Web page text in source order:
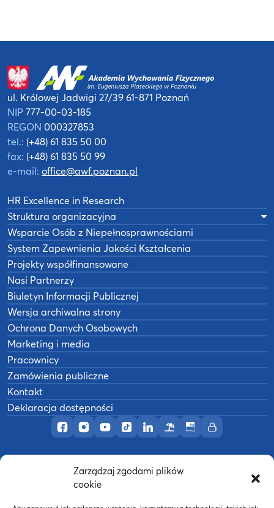
Zarządzaj zgodami plików
cookie
Profil AWF Poznań w serwisie Facebook
Profil AWF Poznań w serwisie Instagram
Profil AWF Poznań w serwisie YouTube
Profil AWF Poznań w serwisie
Profil AWF Poznań w
OśrodekBiuletynIntranet
ul. Królowej Jadwigi 27/3961-871 Poznań
NIP 777-00-03-185
REGON 000327853
tel.: (+48) 61 835 50 00
fax: (+48) 61 835 50 99
e-mail: office@awf.poznan.pl
HR Excellence in Research
Struktura organizacyjna
Wsparcie Osób z Niepełnosprawnościami
System Zapewnienia Jakości Kształcenia
Projekty współfinansowane
Nasi Partnerzy
Biuletyn Informacji Publicznej
Wersja archiwalna strony
Ochrona Danych Osobowych
Marketing i media
Pracownicy
Zamówienia publiczne
Kontakt
Deklaracja dostępności
Akademia Wychowania Fizycznego w
Wykonanie: nFinity.pl